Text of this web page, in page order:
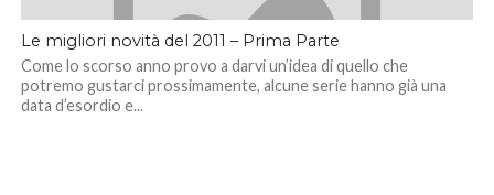
Le migliori novità del 2011 – Prima Parte
Come lo scorso anno provo a darvi un’idea di quello che
potremo gustarci prossimamente, alcune serie hanno già una
data d’esordio e...